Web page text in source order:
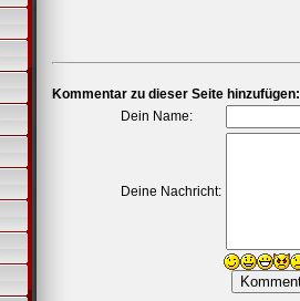
Kommentar zu dieser Seite hinzufügen:
Dein Name:
Deine Nachricht: